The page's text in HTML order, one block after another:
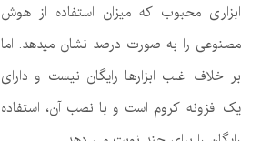
ابزاری محبوب که میزان استفاده از هوش
مصنوعی را به صورت درصد نشان میدهد. اما
بر خلاف اغلب ابزارها رایگان نیست و دارای
یک افزونه کروم است و با نصب آن، استفاده